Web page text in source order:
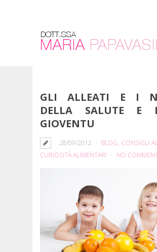
GLI ALLEATI E I
DELLA SALUTE E
GIOVENTU
28/09/2012 BLOG, CONSIGLI
CURIOSITÀ ALIMENTARI
NO